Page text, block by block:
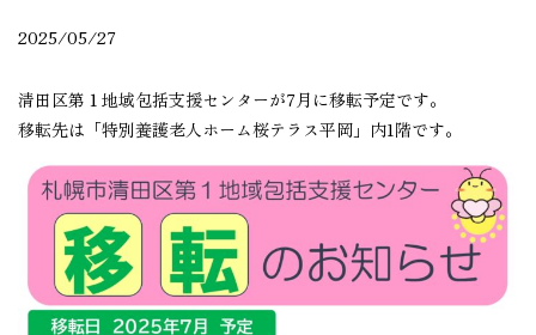
2025/05/27
清田区第１地域包括支援センターが7月に移転予定です。
移転先は「特別養護老人ホーム桜テラス平岡」内1階です。